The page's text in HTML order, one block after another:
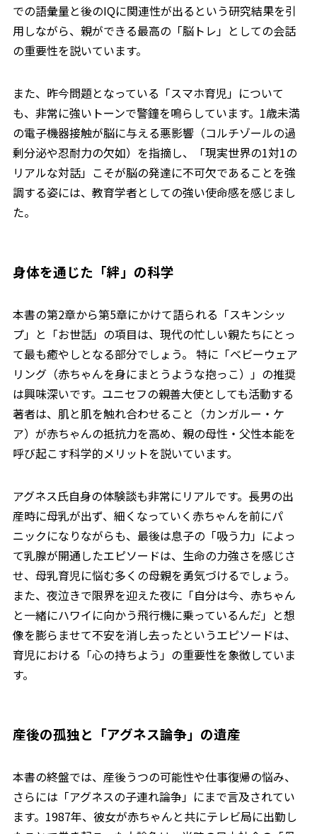
での語彙量と後のIQに関連性が出るという研究結果を引
用しながら、親ができる最高の「脳トレ」としての会話
の重要性を説いています。
また、昨今問題となっている「スマホ育児」について
も、非常に強いトーンで警鐘を鳴らしています。1歳未満
の電子機器接触が脳に与える悪影響（コルチゾールの過
剰分泌や忍耐力の欠如）を指摘し、「現実世界の1対1の
リアルな対話」こそが脳の発達に不可欠であることを強
調する姿には、教育学者としての強い使命感を感じまし
た。
身体を通じた「絆」の科学
本書の第2章から第5章にかけて語られる「スキンシッ
プ」と「お世話」の項目は、現代の忙しい親たちにとっ
て最も癒やしとなる部分でしょう。 特に「ベビーウェア
リング（赤ちゃんを身にまとうような抱っこ）」の推奨
は興味深いです。ユニセフの親善大使としても活動する
著者は、肌と肌を触れ合わせること（カンガルー・ケ
ア）が赤ちゃんの抵抗力を高め、親の母性・父性本能を
呼び起こす科学的メリットを説いています。
アグネス氏自身の体験談も非常にリアルです。長男の出
産時に母乳が出ず、細くなっていく赤ちゃんを前にパ
ニックになりながらも、最後は息子の「吸う力」によっ
て乳腺が開通したエピソードは、生命の力強さを感じさ
せ、母乳育児に悩む多くの母親を勇気づけるでしょう。
また、夜泣きで限界を迎えた夜に「自分は今、赤ちゃん
と一緒にハワイに向かう飛行機に乗っているんだ」と想
像を膨らませて不安を消し去ったというエピソードは、
育児における「心の持ちよう」の重要性を象徴していま
す。
産後の孤独と「アグネス論争」の遺産
本書の終盤では、産後うつの可能性や仕事復帰の悩み、
さらには「アグネスの子連れ論争」にまで言及されてい
ます。1987年、彼女が赤ちゃんと共にテレビ局に出勤し